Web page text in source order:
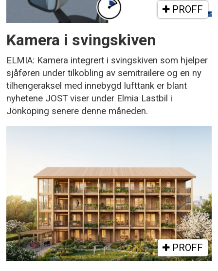
PROFF
Kamera i svingskiven
ELMIA: Kamera integrert i svingskiven som hjelper
sjåføren under tilkobling av semitrailere og en ny
tilhengeraksel med innebygd lufttank er blant
nyhetene JOST viser under Elmia Lastbil i
Jönköping senere denne måneden.
PROFF